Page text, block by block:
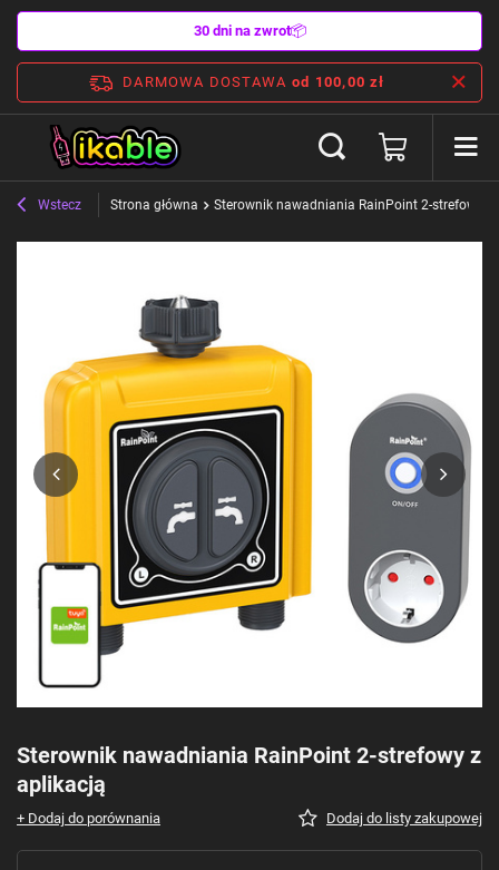
30 dni na zwrot📦
DARMOWA DOSTAWA od 100,00 zł
Wstecz Strona główna Sterownik nawadniania RainPoint 2-strefowy z
Sterownik nawadniania RainPoint 2-strefowy z
aplikacją
+ Dodaj do porównania Dodaj do listy zakupowej